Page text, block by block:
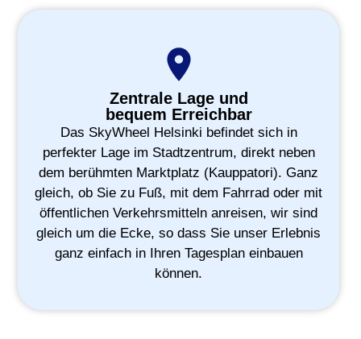
Zentrale Lage und
bequem Erreichbar
Das SkyWheel Helsinki befindet sich in
perfekter Lage im Stadtzentrum, direkt neben
dem berühmten Marktplatz (Kauppatori). Ganz
gleich, ob Sie zu Fuß, mit dem Fahrrad oder mit
öffentlichen Verkehrsmitteln anreisen, wir sind
gleich um die Ecke, so dass Sie unser Erlebnis
ganz einfach in Ihren Tagesplan einbauen
können.